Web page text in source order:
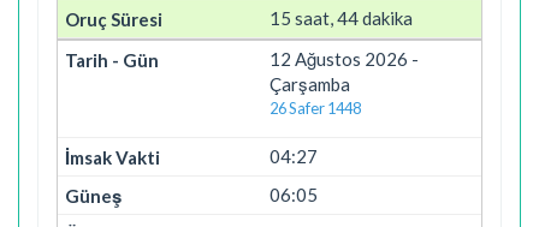
15 saat, 44 dakika
12 Ağustos 2026 -
Çarşamba
26 Safer 1448
04:27
06:05